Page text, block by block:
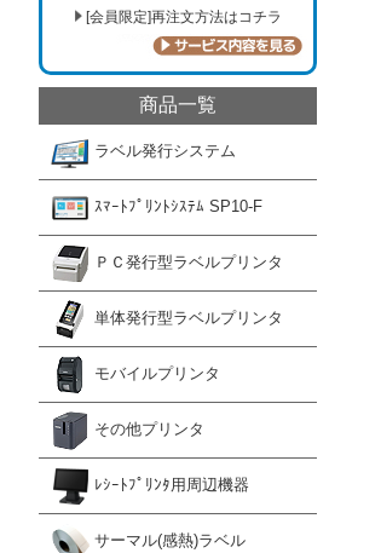
[会員限定]再注文方法はコチラ
商品一覧
ラベル発行システム
ｽﾏｰﾄﾌﾟﾘﾝﾄｼｽﾃﾑ SP10-F
ＰＣ発行型ラベルプリンタ
単体発行型ラベルプリンタ
モバイルプリンタ
その他プリンタ
ﾚｼｰﾄﾌﾟﾘﾝﾀ用周辺機器
サーマル(感熱)ラベル